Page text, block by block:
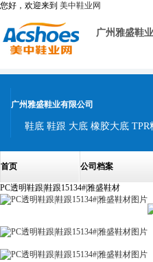
您好，欢迎来到 美中鞋业网
广州雅盛鞋
广州雅盛鞋业有限公司
鞋底 鞋跟 大底 橡胶大底
首页 公司档案
PC透明鞋跟|鞋跟15134#|雅盛鞋材